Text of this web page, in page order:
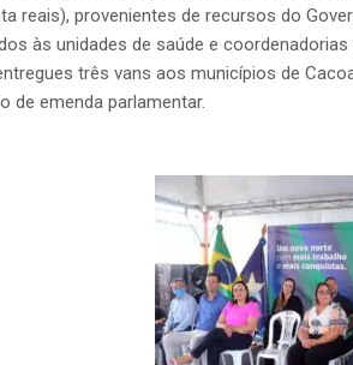
reais), provenientes de recursos do
às unidades de saúde e
três vans aos municípios de
de emenda parlamentar.